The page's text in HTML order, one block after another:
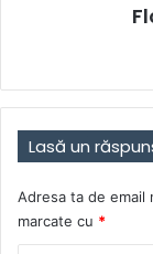
Lasă un
Adresa ta de email
marcate cu *